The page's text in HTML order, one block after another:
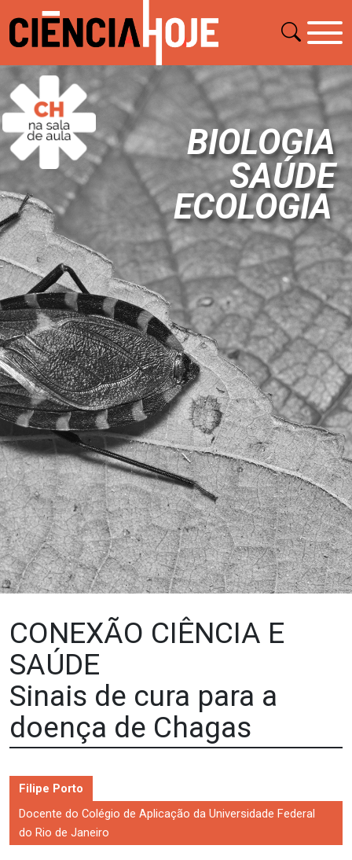
SAÚDE
ECOLOGIA
BIOLOGIA
CONEXÃO CIÊNCIA E
SAÚDE
Sinais de cura para a
doença de Chagas
Filipe Porto
Docente do Colégio de Aplicação da Universidade Federal
do Rio de Janeiro